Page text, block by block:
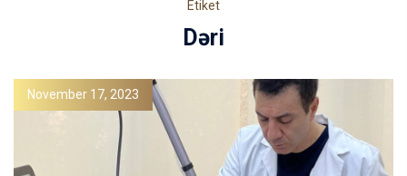
Etiket
Dəri
November 17, 2023